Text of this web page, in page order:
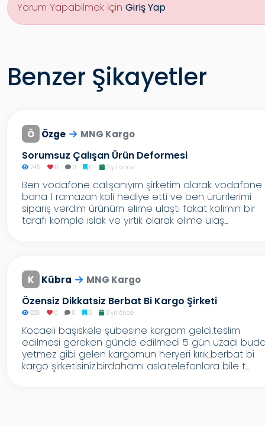
Yorum Yapabilmek İçin Giriş Yap
Benzer Şikayetler
Ö Özge MNG Kargo
Sorumsuz Çalışan Ürün Deformesi
745 0 0 0 3 yıl önce
Ben vodafone calışanıyım şirketim olarak vodafone
bana 1 ramazan koli hediye etti ve ben ürünlerimi
sipariş verdim ürünüm elime ulaştı fakat kolimin bir
tarafı komple ıslak ve yırtık olarak elime ulaş...
K Kübra MNG Kargo
Özensiz Dikkatsiz Berbat Bi Kargo Şirketi
928 0 0 0 3 yıl önce
Kocaeli başiskele şubesine kargom geldi.teslim
edilmesi gereken günde edilmedi 5 gün uzadı
yetmez gibi gelen kargomun heryeri kırık..berbat bi
kargo şirketisiniz.birdahamı asla.telefonlara bile t...